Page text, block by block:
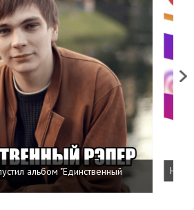
альбом "Единственный
Next